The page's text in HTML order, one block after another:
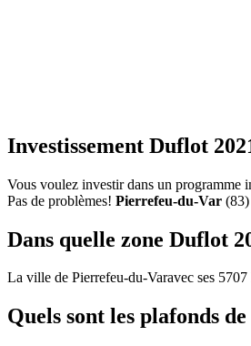
Investissement Duflot
Vous voulez investir dans un programme
Pas de problèmes! Pierrefeu-du-Var (83)
Dans quelle zone Duflot
La ville de Pierrefeu-du-Varavec ses 5707
Quels sont les plafonds